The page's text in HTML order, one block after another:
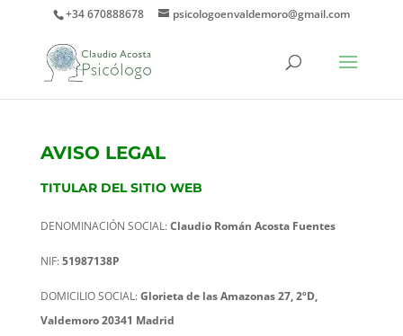
+34 670888678 psicologoenvaldemoro@gmail.com
AVISO LEGAL
TITULAR DEL SITIO WEB
DENOMINACIÓN SOCIAL:Claudio Román Acosta Fuentes
NIF:51987138P
DOMICILIO SOCIAL:Glorieta de las Amazonas 27, 2ºD,
Valdemoro 20341 Madrid